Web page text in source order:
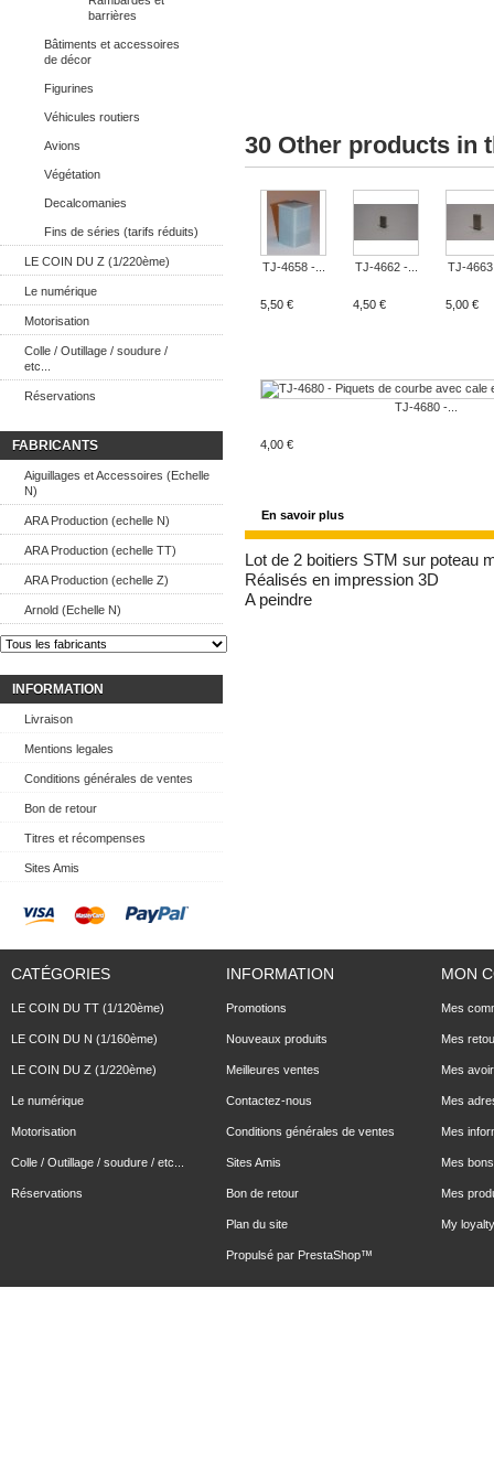
barrières
Bâtiments et accessoires
de décor
Figurines
Véhicules routiers
Avions
Végétation
Decalcomanies
Fins de séries (tarifs réduits)
LE COIN DU Z (1/220ème)
Le numérique
Motorisation
Colle / Outillage / soudure /
etc...
Réservations
FABRICANTS
Aiguillages et Accessoires (Echelle
N)
ARA Production (echelle N)
ARA Production (echelle TT)
ARA Production (echelle Z)
Arnold (Echelle N)
INFORMATION
Livraison
Mentions legales
Conditions générales de ventes
Bon de retour
Titres et récompenses
Sites Amis
30 Other products in
TJ-4658 -...
5,50 €
TJ-4662 -...
4,50 €
TJ-
5,00 €
TJ-4680 -...
4,00 €
En savoir plus
Lot de 2 boitiers STM sur poteau
Réalisés en impression 3D
A peindre
CATÉGORIES
LE COIN DU TT (1/120ème)
LE COIN DU N (1/160ème)
LE COIN DU Z (1/220ème)
Le numérique
Motorisation
Colle / Outillage / soudure / etc...
Réservations
INFORMATION
Promotions
Nouveaux produits
Meilleures ventes
Contactez-nous
Conditions générales de ventes
Sites Amis
Bon de retour
Plan du site
Propulsé par PrestaShop™
MON
Mes
Mes
Mes
Mes
Mes
Mes
Mes
My